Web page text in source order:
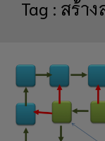
Tag : สร้า